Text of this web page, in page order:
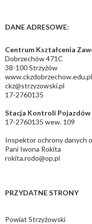
DANE ADRESOWE:
Centrum Kształcenia
Dobrzechów 471C
38-100 Strzyżów
www.ckzdobrzechow.edu.pl
ckz@strzyzowski.pl
17-2760135
Stacja Kontroli Pojazdów
17-2760135 wew. 109
Inspektor ochrony danych
Pani Iwona Rokita
rokita.rodo@op.pl
PRZYDATNE STRONY
Powiat Strzyżowski